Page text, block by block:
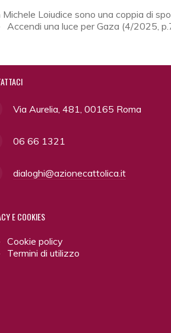
Michele Loiudice sono una coppia di
Accendi una luce per Gaza (4/2025,
Via Aurelia, 481, 00165 Roma
06 66 1321
dialoghi@azionecattolica.it
E COOKIES
Cookie policy
Termini di utilizzo